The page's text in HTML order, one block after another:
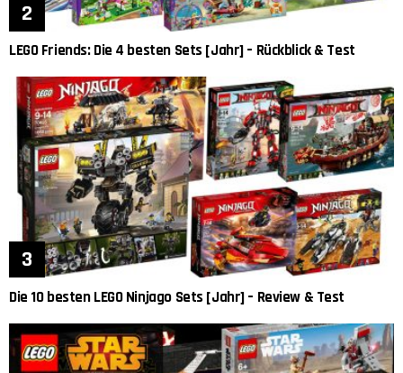
LEGO Friends: Die 4 besten Sets [Jahr] – Rückblick & Test
Die 10 besten LEGO Ninjago Sets [Jahr] – Review & Test